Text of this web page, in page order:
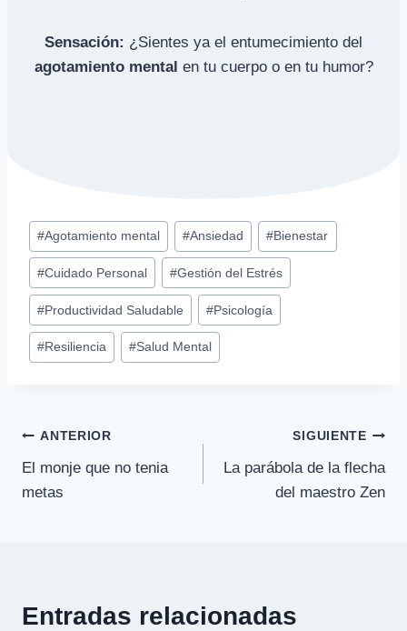
Sensación: ¿Sientes ya el entumecimiento del
agotamiento mental en tu cuerpo o en tu humor?
Etiquetas
de
la
entrada:
#Agotamiento mental #Ansiedad #Bienestar
#Cuidado Personal #Gestión del Estrés
#Productividad Saludable #Psicología
#Resiliencia #Salud Mental
Navegación
de
ANTERIOR
El monje que no tenia
metas
SIGUIENTE
La parábola de la flecha
del maestro Zen
Entradas relacionadas